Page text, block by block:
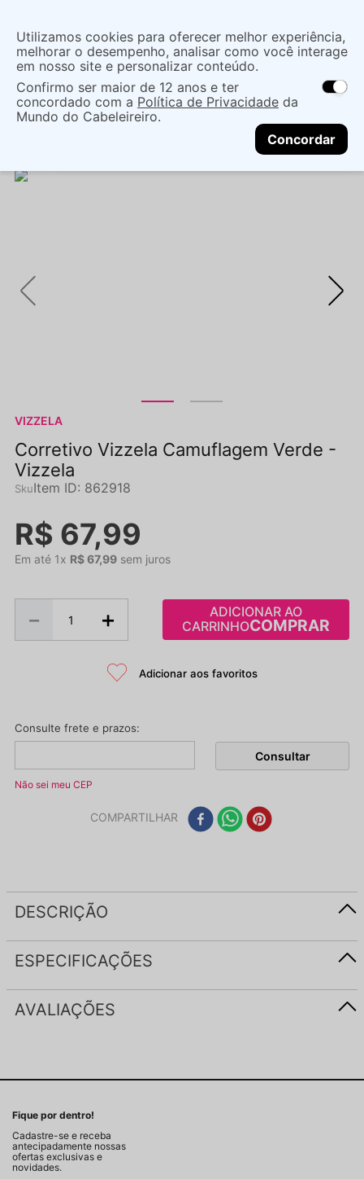
localização
As ofertas e opções de entrega variam de
acordo com a região.Não sei meu CEP
CONTINUAR
O que você procura?
Maquiagem Face
Corretivo Facial
CORRETIVO VIZZELA CAMUFLAGEM VERDE -
VIZZELA
Corretivo Vizzela Camuflagem Verde -
Vizzela
Item ID: 862918
R$ 67,99
Em até 1x R$67,99 sem juros
＋
－
ADICIONAR AO
CARRINHO
Não sei meu CEP
COMPARTILHAR
DESCRIÇÃO
ESPECIFICAÇÕES
AVALIAÇÕES
Fique por dentro!
Cadastre-se e receba
antecipadamente nossas
ofertas exclusivas e
novidades.
Utilizamos cookies para oferecer melhor experiência,
melhorar o desempenho, analisar como você interage
em nosso site e personalizar conteúdo.
Confirmo ser maior de 12 anos e ter
concordado com a Política de Privacidade da
Mundo do Cabeleireiro.
Concordar